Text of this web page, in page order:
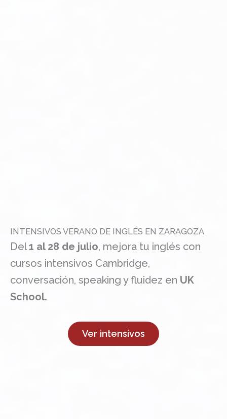
INTENSIVOS VERANO DE INGLÉS EN ZARAGOZA
Del1 al 28 de julio, mejora tu inglés con
cursos intensivos Cambridge,
conversación, speaking y fluidez en UK
School.
Ver intensivos